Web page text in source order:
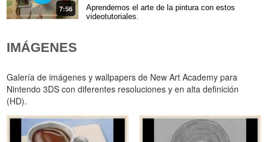
7:56
Aprendemos el arte de la pintura con estos
videotutoriales.
IMÁGENES
Galería de imágenes y wallpapers de New Art Academy para
Nintendo 3DS con diferentes resoluciones y en alta definición
(HD).